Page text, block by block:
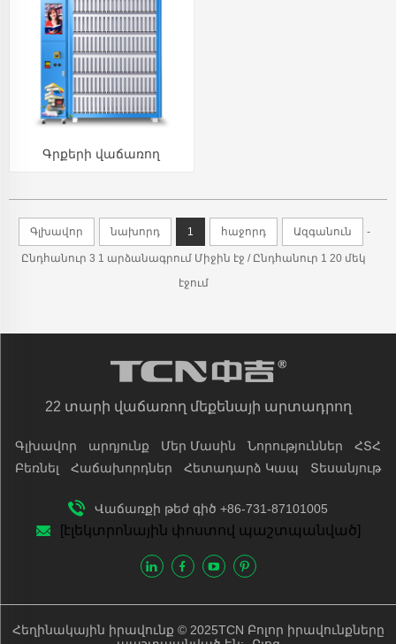
Գրքերի վաճառող
Գլխավոր նախորդ 1 հաջորդ Ազգանուն -
Ընդհանուր 3 1 արձանագրում Միջին էջ / Ընդհանուր 1 20 մեկ
էջում
22 տարի վաճառող մեքենայի արտադրող
Գլխավոր արդյունք Մեր Մասին Նորություններ
ՀՏՀ
Բեռնել
Հաճախորդներ Հետադարձ Կապ Տեսանյութ
Վաճառքի թեժ գիծ +86-731-87101005
[էլեկտրոնային փոստով պաշտպանված]
Հեղինակային իրավունք © 2025TCN Բոլոր իրավունքները